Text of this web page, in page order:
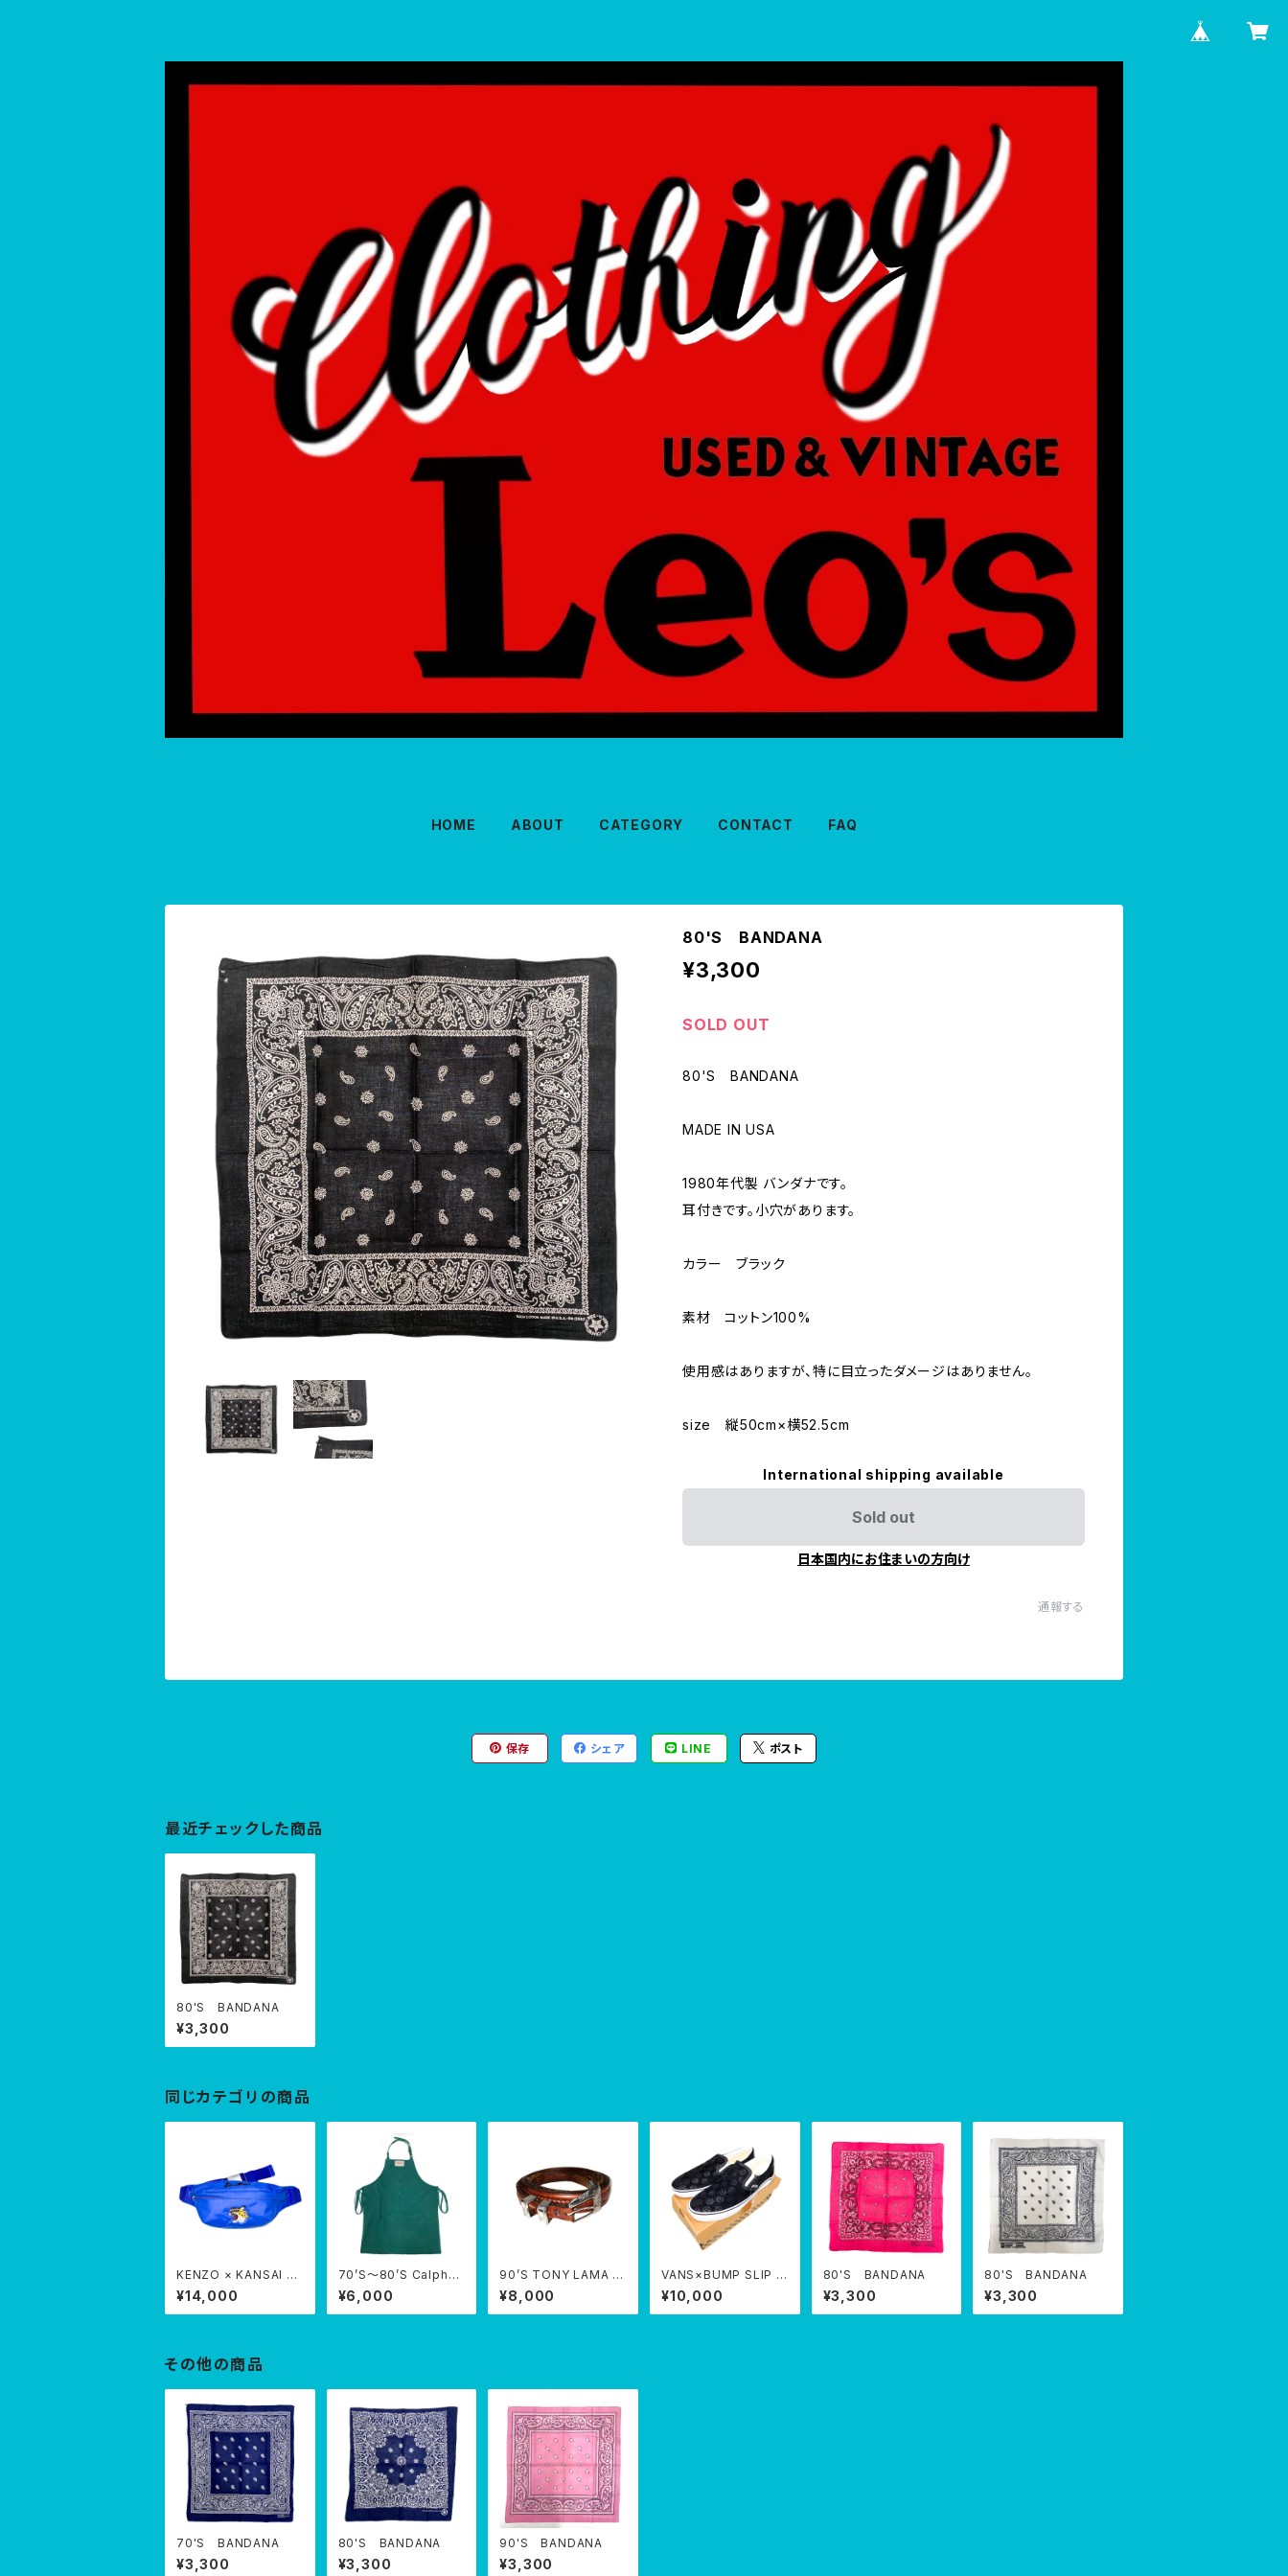
HOME ABOUT CATEGORY CONTACT FAQ
80'S BANDANA
¥3,300
SOLD OUT
80'S BANDANA
MADE IN USA
1980年代製 バンダナです。
耳付きです。小穴があります。
カラー ブラック
素材 コットン100%
使用感はありますが、特に目立ったダメージはありません。
size 縦50cm×横52.5cm
International shipping available
Sold out
日本国内にお住まいの方向け
通報する
保存 シェア LINE ポスト
最近チェックした商品
80'S BANDANA
¥3,300
同じカテゴリの商品
KENZO × KANSAI Y
sling bag
¥14,000
70’S〜80’S Calphal
on apron
¥6,000
90’S TONY LAMA w
estern BELT
¥8,000
VANS×BUMP SLIP O
N
¥10,000
80'S BANDANA
¥3,300
80'S BANDANA
¥3,300
その他の商品
70'S BANDANA
¥3,300
80'S BANDANA
¥3,300
90'S BANDANA
¥3,300